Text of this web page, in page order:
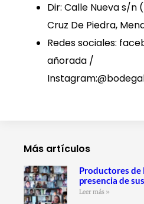
Dir: Calle Nueva s/n
Cruz De Piedra,
Redes sociales:
añorada /
Más artículos
Productores de
presencia de
Leer más »